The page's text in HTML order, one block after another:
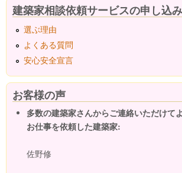
建築家相談依頼サービスの申し込
選ぶ理由
よくある質問
安心安全宣言
お客様の声
多数の建築家さんからご連絡いただけて
お仕事を依頼した建築家:
佐野修